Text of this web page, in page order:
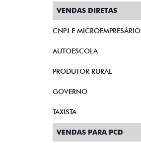
VENDAS DIRETAS
CNPJ E MICROEMPRESÁRIO
AUTOESCOLA
PRODUTOR RURAL
GOVERNO
TAXISTA
VENDAS PARA PCD